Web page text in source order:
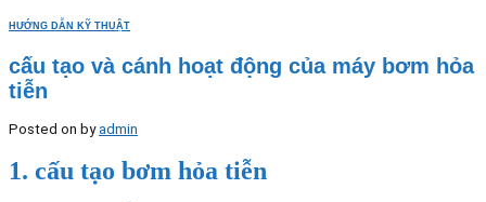
HƯỚNG DẪN KỸ THUẬT
cấu tạo và cánh hoạt động của máy bơm hỏa
tiễn
Posted on byadmin
1. cấu tạo bơm hỏa tiễn